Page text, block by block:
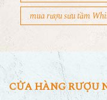
mua rượu sưu tầm
CỬA HÀNG RƯỢU